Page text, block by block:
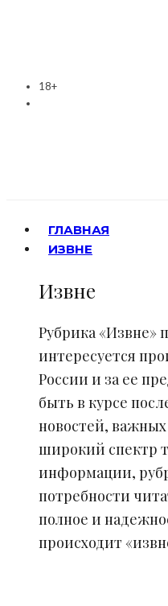
18+
ГЛАВНАЯ
ИЗВНЕ
Извне
Рубрика «Извне»
интересуется
России и за ее
быть в курсе
новостей,
широкий спектр
информации,
потребности
полное и
происходит